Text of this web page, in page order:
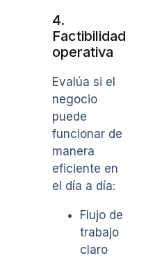
4.
Factibilidad
operativa
Evalúa si el
negocio
puede
funcionar de
manera
eficiente en
el día a día:
Flujo de
trabajo
claro